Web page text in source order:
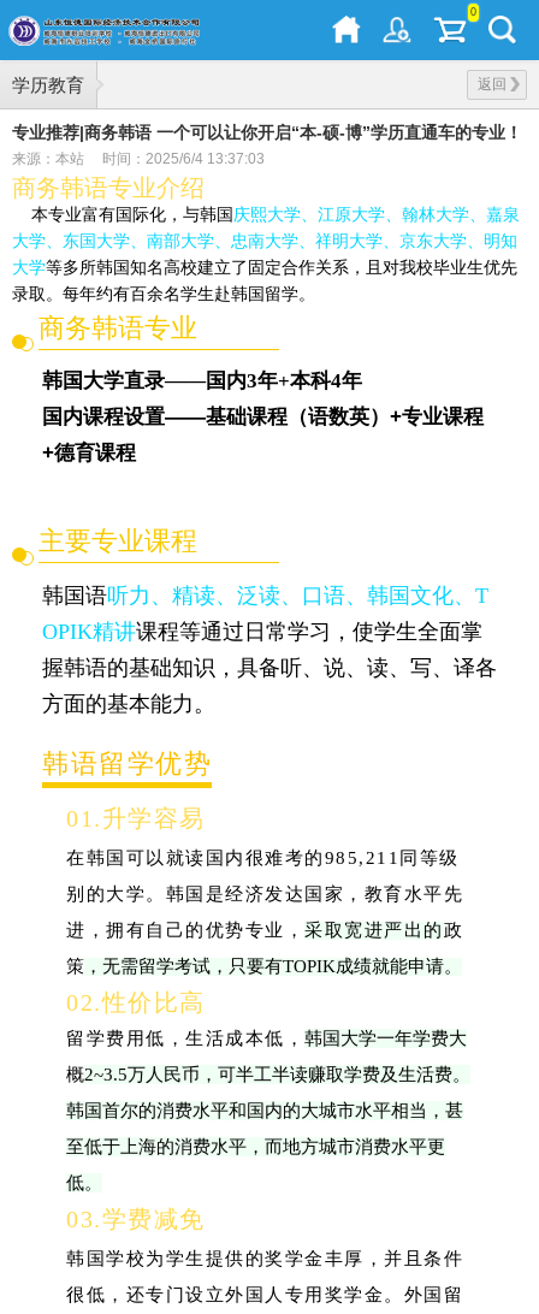
0
学历教育 返回
专业推荐|商务韩语 一个可以让你开启“本-硕-博”学历直通车的专业！
来源：本站 时间：2025/6/4 13:37:03
商务韩语专业介绍
本专业富有国际化，与韩国庆熙大学、江原大学、翰林大学、嘉泉
大学、东国大学、南部大学、忠南大学、祥明大学、京东大学、明知
大学等多所韩国知名高校建立了固定合作关系，且对我校毕业生优先
录取。每年约有百余名学生赴韩国留学。
商务韩语专业
韩国大学直录——国内3年+本科4年
国内课程设置——基础课程（语数英）+专业课程
+德育课程
主要专业课程
韩国语听力、精读、泛读、口语、韩国文化、T
OPIK精讲课程等通过日常学习，使学生全面掌
握韩语的基础知识，具备听、说、读、写、译各
方面的基本能力。
韩语留学优势
01.升学容易
在韩国可以就读国内很难考的985,211同等级
别的大学。韩国是经济发达国家，教育水平先
进，拥有自己的优势专业， 采取宽进严出的政
策 ，无需留学考试，只要有TOPIK成绩就能申请。
02.性价比高
留学费用低，生活成本低， 韩国大学一年学费大
概2~3.5万人民币，可半工半读赚取学费及生活费。
韩国首尔的消费水平和国内的大城市水平相当，甚
至低于上海的消费水平，而地方城市消费水平更
低。
03.学费减免
韩国学校为学生提供的奖学金丰厚，并且条件
很低，还专门设立外国人专用奖学金。外国留